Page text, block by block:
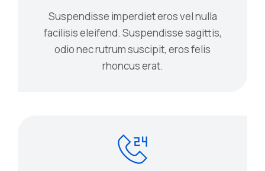
Suspendisse imperdiet eros vel nulla
facilisis eleifend. Suspendisse sagittis,
odio nec rutrum suscipit, eros felis
rhoncus erat.